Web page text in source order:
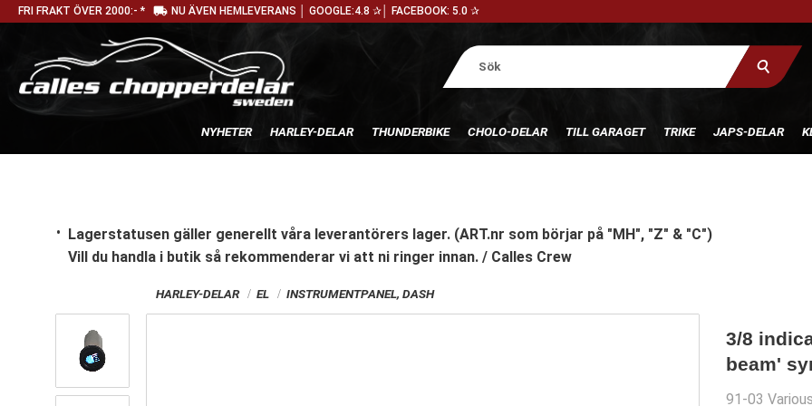
FRI FRAKT ÖVER 2000:- * local_shipping NU ÄVEN HEMLEVERANS │ GOOGLE:4.8 ✰│ FACEBOOK: 5.0 ✰
NYHETER HARLEY-DELAR THUNDERBIKE CHOLO-DELAR TILL GARAGET TRIKE JAPS-DELAR
Lagerstatusen gäller generellt våra leverantörers lager. (ART.nr som börjar på "MH", "Z" & "C")
Vill du handla i butik så rekommenderar vi att ni ringer innan. / Calles Crew
HARLEY-DELAR EL INSTRUMENTPANEL, DASH
3/8
beam'
91-03